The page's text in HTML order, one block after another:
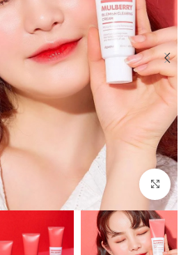
بزرگنمایی تصویر